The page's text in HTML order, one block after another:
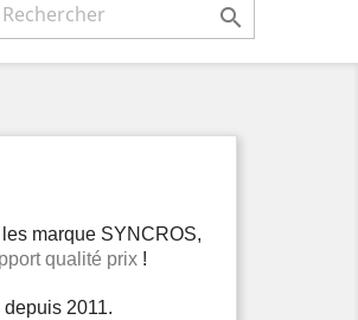

marque SYNCROS,
qualité prix !
2011.